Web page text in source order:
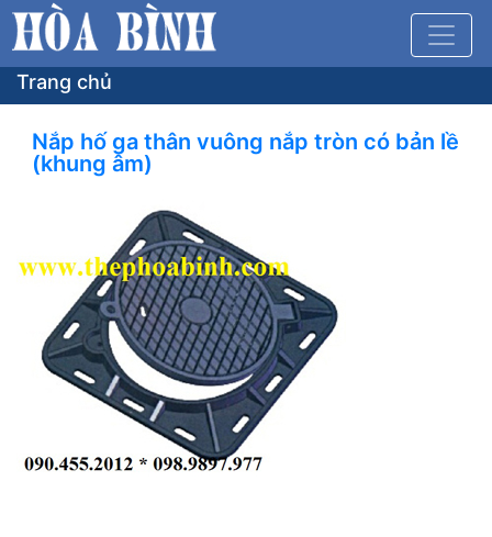
Trang chủ
Nắp hố ga thân vuông nắp tròn có bản lề
(khung âm)